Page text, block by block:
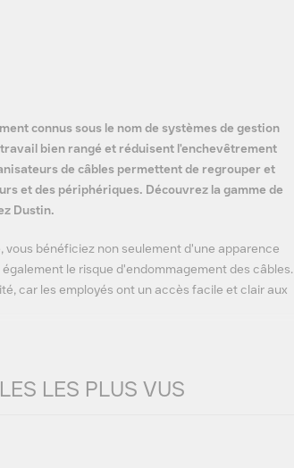
connus sous le nom de systèmes de gestion
bien rangé et réduisent l'enchevêtrement
de câbles permettent de regrouper et
et des périphériques. Découvrez la gamme de
Dustin.
vous bénéficiez non seulement d'une apparence
le risque d'endommagement des câbles.
car les employés ont un accès facile et clair aux
LES PLUS VUS